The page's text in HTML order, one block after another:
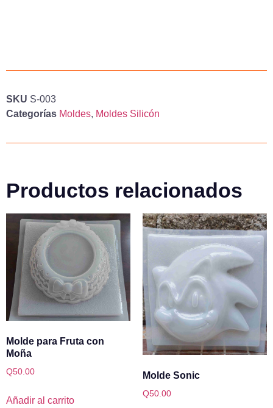
SKU S-003
Categorías Moldes, Moldes Silicón
Productos relacionados
Molde para Fruta con
Moña
Q50.00
Añadir al carrito
Molde Sonic
Q50.00